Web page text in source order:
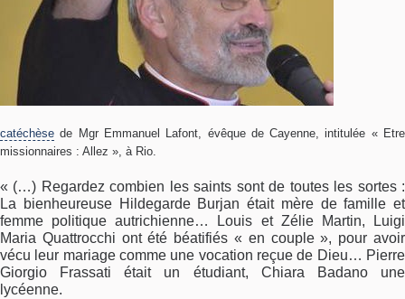
catéchèse de Mgr Emmanuel Lafont, évêque de Cayenne, intitulée « Etre
missionnaires : Allez », à Rio.
« (…) Regardez combien les saints sont de toutes les sortes :
La bienheureuse Hildegarde Burjan était mère de famille et
femme politique autrichienne… Louis et Zélie Martin, Luigi
Maria Quattrocchi ont été béatifiés « en couple », pour avoir
vécu leur mariage comme une vocation reçue de Dieu… Pierre
Giorgio Frassati était un étudiant, Chiara Badano une
lycéenne.